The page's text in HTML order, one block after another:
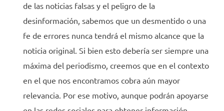
de las noticias falsas y el peligro de la
desinformación, sabemos que un desmentido o una
fe de errores nunca tendrá el mismo alcance que la
noticia original. Si bien esto debería ser siempre una
máxima del periodismo, creemos que en el contexto
en el que nos encontramos cobra aún mayor
relevancia. Por ese motivo, aunque podrán apoyarse